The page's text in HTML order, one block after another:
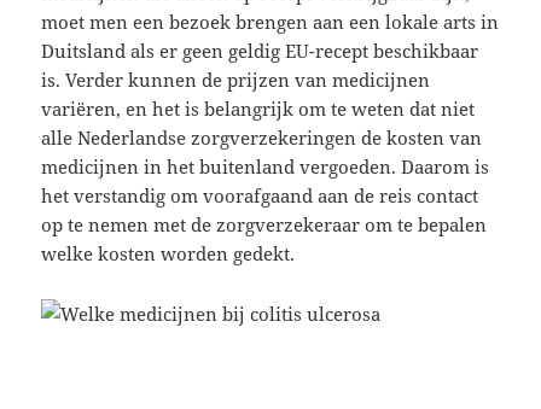
moet men een bezoek brengen aan een lokale arts in
Duitsland als er geen geldig EU-recept beschikbaar
is. Verder kunnen de prijzen van medicijnen
variëren, en het is belangrijk om te weten dat niet
alle Nederlandse zorgverzekeringen de kosten van
medicijnen in het buitenland vergoeden. Daarom is
het verstandig om voorafgaand aan de reis contact
op te nemen met de zorgverzekeraar om te bepalen
welke kosten worden gedekt.